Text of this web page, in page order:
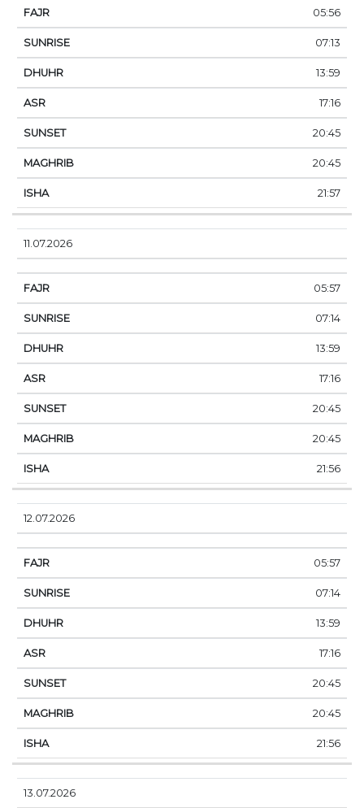
05:56
07:13
13:59
17:16
20:45
20:45
21:57
11.07.2026
05:57
07:14
13:59
17:16
20:45
20:45
21:56
12.07.2026
05:57
07:14
13:59
17:16
20:45
20:45
21:56
13.07.2026